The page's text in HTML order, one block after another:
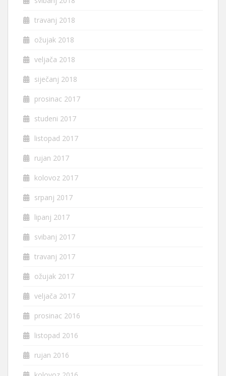
travanj 2018
ožujak 2018
veljača 2018
siječanj 2018
prosinac 2017
studeni 2017
listopad 2017
rujan 2017
kolovoz 2017
srpanj 2017
lipanj 2017
svibanj 2017
travanj 2017
ožujak 2017
veljača 2017
prosinac 2016
listopad 2016
rujan 2016